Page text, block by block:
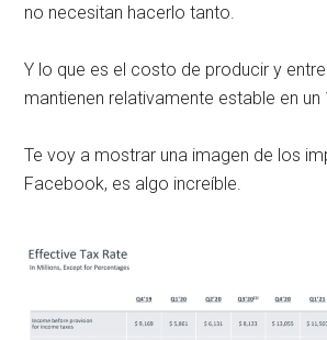
no necesitan hacerlo tanto.
Y lo que es el costo de producir y
mantienen relativamente estable en un
Te voy a mostrar una imagen de los
Facebook, es algo increíble.